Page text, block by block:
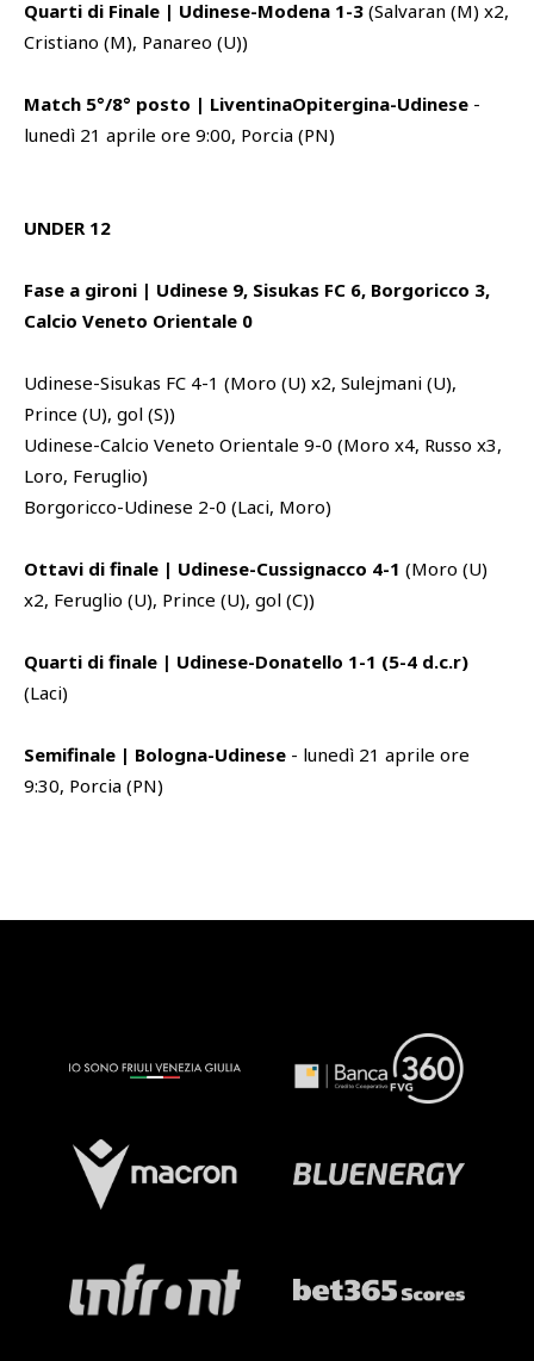
Quarti di Finale | Udinese-Modena 1-3 (Salvaran (M) x2,
Cristiano (M), Panareo (U))
Match 5°/8° posto | LiventinaOpitergina-Udinese -
lunedì 21 aprile ore 9:00, Porcia (PN)
UNDER 12
Fase a gironi | Udinese 9, Sisukas FC 6, Borgoricco 3,
Calcio Veneto Orientale 0
Udinese-Sisukas FC 4-1 (Moro (U) x2, Sulejmani (U),
Prince (U), gol (S))
Udinese-Calcio Veneto Orientale 9-0 (Moro x4, Russo x3,
Loro, Feruglio)
Borgoricco-Udinese 2-0 (Laci, Moro)
Ottavi di finale | Udinese-Cussignacco 4-1 (Moro (U)
x2, Feruglio (U), Prince (U), gol (C))
Quarti di finale | Udinese-Donatello 1-1 (5-4 d.c.r)
(Laci)
Semifinale | Bologna-Udinese - lunedì 21 aprile ore
9:30, Porcia (PN)